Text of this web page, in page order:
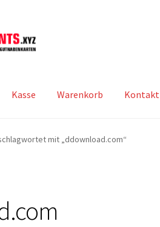
Kasse Warenkorb Kontakt
mit „ddownload.com“